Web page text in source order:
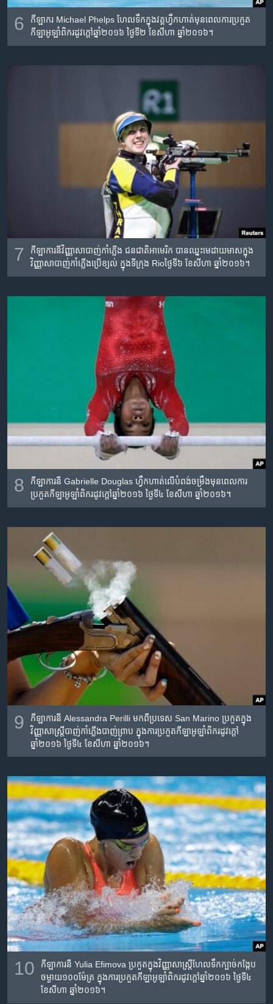
6
កីឡាករ​ Michael Phelps ហែល​ទឹក​ក្នុង​វគ្គ​ហ្វឹកហាត់​មុនពេល​ការ​ប្រកួត​
កីឡា​អូឡាំពិក​រដូវក្តៅ​ឆ្នាំ​២០១៦ ថ្ងៃទី​២ ខែ​សីហា​ ឆ្នាំ​២០១៦។
7
កីឡាការនី​វិញ្ញាសា​បាញ់កាំភ្លើង​ ជនជាតិ​អាមេរិក​ បាន​ឈ្នះមេដាយ​មាស​ក្នុង​
វិញ្ញាសា​បាញ់​កាំភ្លើង​ប្រើខ្យល់​ ក្នុងទីក្រុង​ Rioថ្ងៃទី​៦ ខែ​សីហា​ ឆ្នាំ​២០១៦។
8
កីឡាការនី​ Gabrielle Douglas ហ្វឹកហាត់​លើ​បំពង់​ចម្រឹង​មុនពេល​ការ​
ប្រកួត​កីឡា​អូឡាំពិក​រដូវក្តៅ​ឆ្នាំ២០១៦ ថ្ងៃទី​៤ ខែ​សីហា​ ឆ្នាំ​២០១៦។
9
កីឡាការនី​ Alessandra Perilli មក​ពី​ប្រទេស​ San Marino ប្រកួត​​ក្នុង​
វិញ្ញាសា​ស្រ្តីបាញ់​កាំភ្លើងបាញ់​ព្រាប​ ក្នុងការ​ប្រកួត​កីឡា​អូឡាំពិក​រដូវក្តៅ​
ឆ្នាំ២០១៦ ថ្ងៃទី​៤ ខែ​សីហា​ ឆ្នាំ​២០១៦។
10
កីឡាការនី​ Yulia Efimova ប្រកួត​ក្នុង​វិញ្ញាសា​ស្រ្តីហែល​ទឹកក្បាច់​កង្កែប​
ចម្ងាយ​១០០ម៉ែត្រ​ ក្នុងការ​ប្រកួត​កីឡា​អូឡាំពិក​រដូវក្តៅ​ឆ្នាំ២០១៦ ថ្ងៃទី​៤
ខែ​សីហា​ ឆ្នាំ​២០១៦។